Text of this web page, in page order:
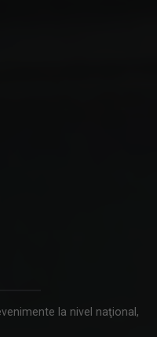
la nivel naţional,